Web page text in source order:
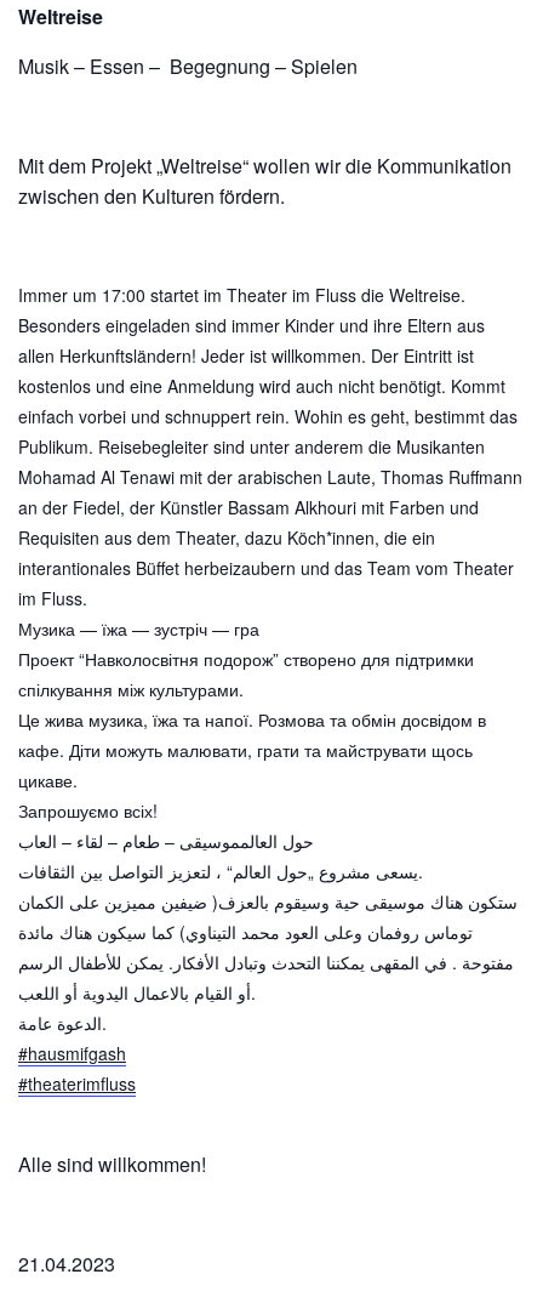
Weltreise
Musik – Essen – Begegnung – Spielen
Mit dem Projekt „Weltreise“ wollen wir die Kommunikation
zwischen den Kulturen fördern.
Immer um 17:00 startet im Theater im Fluss die Weltreise.
Besonders eingeladen sind immer Kinder und ihre Eltern aus
allen Herkunftsländern! Jeder ist willkommen. Der Eintritt ist
kostenlos und eine Anmeldung wird auch nicht benötigt. Kommt
einfach vorbei und schnuppert rein. Wohin es geht, bestimmt das
Publikum. Reisebegleiter sind unter anderem die Musikanten
Mohamad Al Tenawi mit der arabischen Laute, Thomas Ruffmann
an der Fiedel, der Künstler Bassam Alkhouri mit Farben und
Requisiten aus dem Theater, dazu Köch*innen, die ein
interantionales Büffet herbeizaubern und das Team vom Theater
im Fluss.
Музика — їжа — зустріч — гра
Проект “Навколосвітня подорож” створено для підтримки
спілкування між культурами.
Це жива музика, їжа та напої. Розмова та обмін досвідом в
кафе. Діти можуть малювати, грати та майструвати щось
цикаве.
Запрошуємо всіх!
حول العالمموسيقى – طعام – لقاء – العاب
يسعى مشروع „حول العالم“ ، لتعزيز التواصل بين الثقافات.
ستكون هناك موسيقى حية وسيقوم بالعزف( ضيفين مميزين على الكمان
توماس روفمان وعلى العود محمد التيناوي) كما سيكون هناك مائدة
مفتوحة . في المقهى يمكننا التحدث وتبادل الأفكار. يمكن للأطفال الرسم
أو القيام بالاعمال اليدوية أو اللعب.
الدعوة عامة.
#hausmifgash
#theaterimfluss
Alle sind willkommen!
21.04.2023